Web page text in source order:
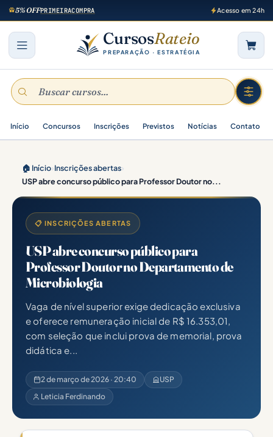
5% OFFPRIMEIRACOMPRA Acesso em 24h
CursosRateio
PREPARAÇÃO · ESTRATÉGIA
Início Concursos Inscrições Previstos Notícias Contato
🏠 Início›Inscrições abertas›
USP abre concurso público para Professor Doutor no...
📋 INSCRIÇÕES ABERTAS
USP abre concurso público para
Professor Doutor no Departamento de
Microbiologia
Vaga de nível superior exige dedicação exclusiva
e oferece remuneração inicial de R$ 16.353,01,
com seleção que inclui prova de memorial, prova
didática e...
2 de março de 2026 · 20:40
USP
Leticia Ferdinando